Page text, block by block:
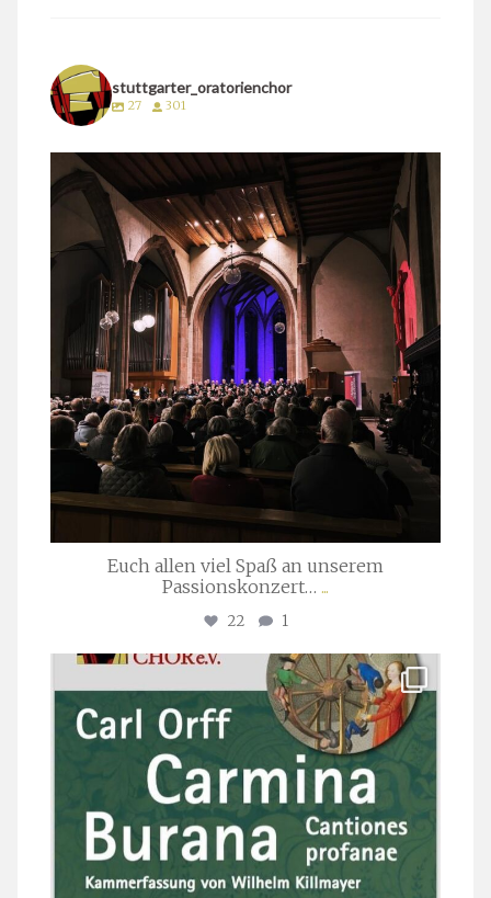
stuttgarter_oratorienchor
27 301
stuttgarter_oratorienchor
März 24
Euch allen viel Spaß an unserem
Passionskonzert… ...
22 1
stuttgarter_oratorienchor
Juli 22